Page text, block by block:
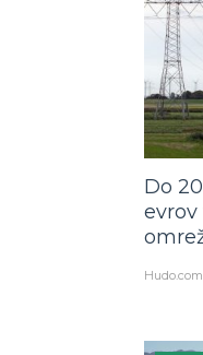
Do
evrov
Hudo.com